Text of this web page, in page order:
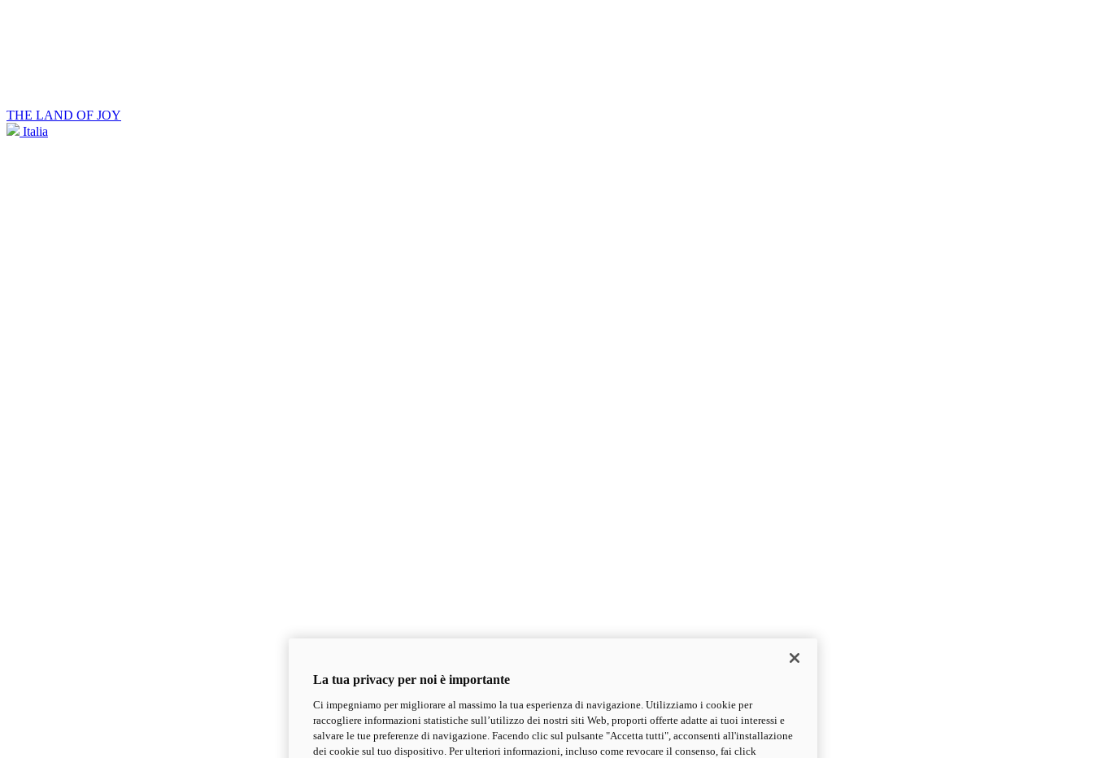
THE LAND OF JOY
Italia
La tua privacy per noi è importante
Ci impegniamo per migliorare al massimo la tua esperienza di navigazione. Utilizziamo i cookie per
raccogliere informazioni statistiche sull’utilizzo dei nostri siti Web, proporti offerte adatte ai tuoi interessi e
salvare le tue preferenze di navigazione. Facendo clic sul pulsante "Accetta tutti", acconsenti all'installazione
dei cookie sul tuo dispositivo. Per ulteriori informazioni, incluso come revocare il consenso, fai click